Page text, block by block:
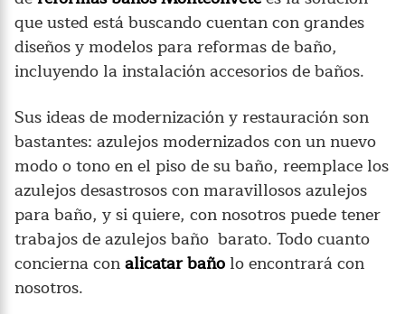
que usted está buscando cuentan con grandes
diseños y modelos para reformas de baño,
incluyendo la instalación accesorios de baños.
Sus ideas de modernización y restauración son
bastantes: azulejos modernizados con un nuevo
modo o tono en el piso de su baño, reemplace los
azulejos desastrosos con maravillosos azulejos
para baño, y si quiere, con nosotros puede tener
trabajos de azulejos baño barato. Todo cuanto
concierna conalicatar baño lo encontrará con
nosotros.